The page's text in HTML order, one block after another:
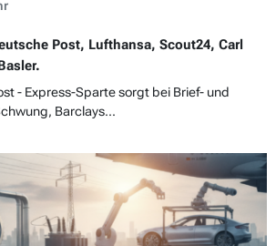
Post, Lufthansa, Scout24, Carl
- Express-Sparte sorgt bei Brief- und
Barclays...